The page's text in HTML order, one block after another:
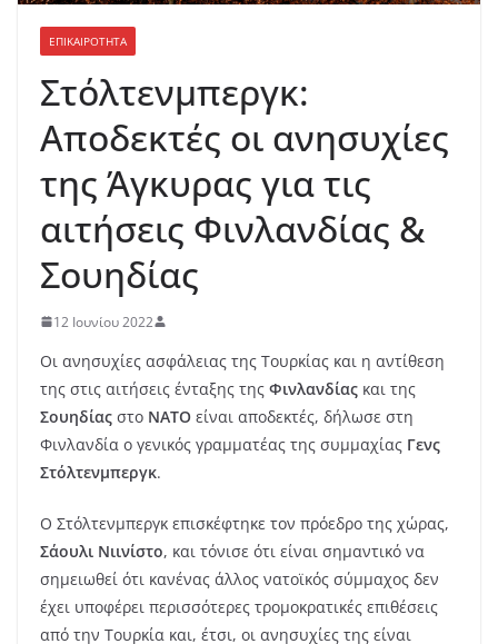
ΕΠΙΚΑΙΡΟΤΗΤΑ
Στόλτενμπεργκ:
Αποδεκτές οι ανησυχίες
της Άγκυρας για τις
αιτήσεις Φινλανδίας &
Σουηδίας
12 Ιουνίου 2022
Οι ανησυχίες ασφάλειας της Τουρκίας και η αντίθεση
της στις αιτήσεις ένταξης της Φινλανδίας και της
Σουηδίας στο ΝΑΤΟ είναι αποδεκτές, δήλωσε στη
Φινλανδία ο γενικός γραμματέας της συμμαχίας Γενς
Στόλτενμπεργκ.
Ο Στόλτενμπεργκ επισκέφτηκε τον πρόεδρο της χώρας,
Σάουλι Νιινίστο, και τόνισε ότι είναι σημαντικό να
σημειωθεί ότι κανένας άλλος νατοϊκός σύμμαχος δεν
έχει υποφέρει περισσότερες τρομοκρατικές επιθέσεις
από την Τουρκία και, έτσι, οι ανησυχίες της είναι